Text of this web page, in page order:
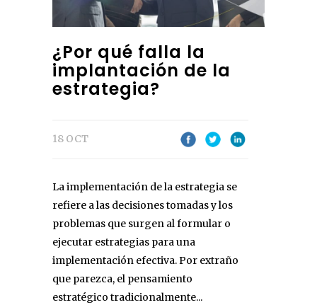
¿Por qué falla la
implantación de la
estrategia?
18 OCT
La implementación de la estrategia se
refiere a las decisiones tomadas y los
problemas que surgen al formular o
ejecutar estrategias para una
implementación efectiva. Por extraño
que parezca, el pensamiento
estratégico tradicionalmente...